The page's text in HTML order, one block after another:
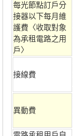
每光節點訂戶分
接器以下每月維
護費〈收取對象
為承租電路之用
戶〉
接線費
異動費